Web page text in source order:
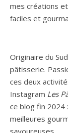
mes créations
faciles et
Originaire du
pâtisserie.
ces deux
Instagram Les
ce blog fin 2024
meilleures
savoureuses.